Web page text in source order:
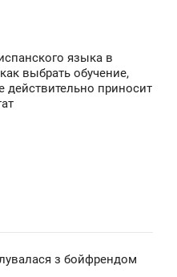
языка в
выбрать обучение,
действительно приносит
з бойфрендом